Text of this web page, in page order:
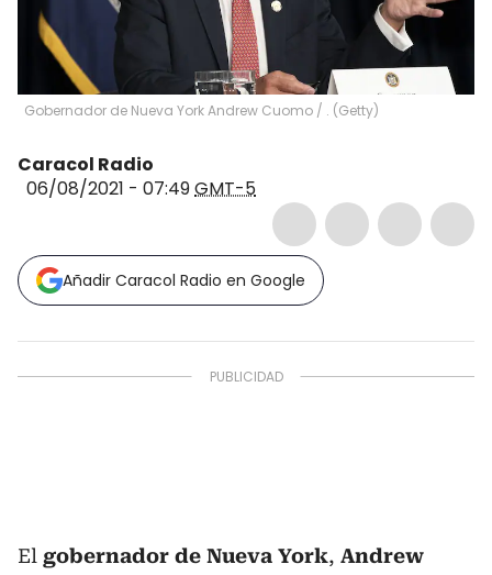
Gobernador de Nueva York Andrew Cuomo / . (Getty)
Caracol Radio
06/08/2021 - 07:49GMT-5
Añadir Caracol Radio en Google
El gobernador de Nueva York, Andrew